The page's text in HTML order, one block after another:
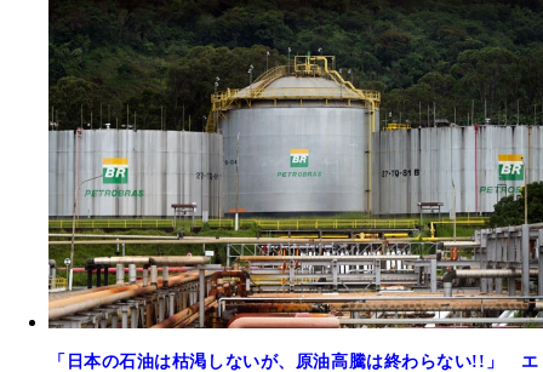
「日本の石油は枯渇しないが、原油高騰は終わらない!!」 エ